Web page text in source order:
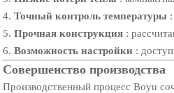
Точный контроль температуры
Прочная конструкция :
Возможность настройки :
Совершенство производства
Производственный процесс Boyu